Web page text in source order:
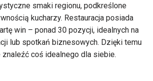
smaki regionu, podkreślone
kucharzy. Restauracja posiada
win – ponad 30 pozycji, idealnych na
lub spotkań biznesowych. Dzięki temu
coś idealnego dla siebie.